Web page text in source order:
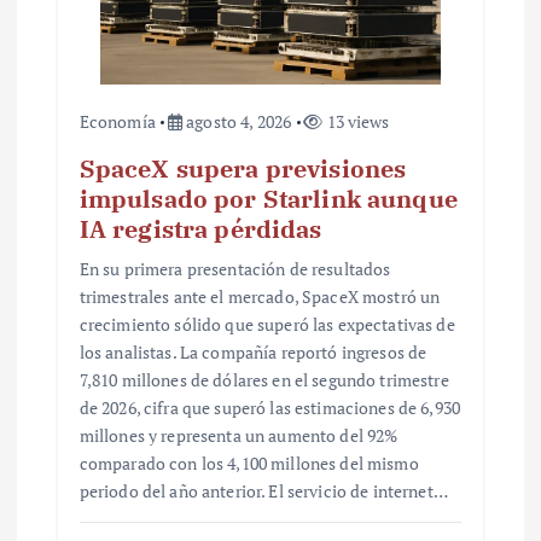
Economía agosto 4, 2026 13 views
SpaceX supera previsiones
impulsado por Starlink aunque
IA registra pérdidas
En su primera presentación de resultados
trimestrales ante el mercado, SpaceX mostró un
crecimiento sólido que superó las expectativas de
los analistas. La compañía reportó ingresos de
7,810 millones de dólares en el segundo trimestre
de 2026, cifra que superó las estimaciones de 6,930
millones y representa un aumento del 92%
comparado con los 4,100 millones del mismo
periodo del año anterior. El servicio de internet…